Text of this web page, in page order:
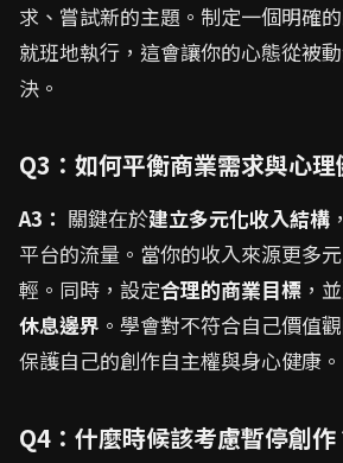
求、嘗試新的主題。制定一個明確
就班地執行，這會讓你的心態從被
決。
Q3：如何平衡商業需求與心理
A3： 關鍵在於建立多元化收入結構
平台的流量。當你的收入來源更多
輕。同時，設定合理的商業目標 ，
休息邊界 。學會對不符合自己價值
保護自己的創作自主權與身心健康。
Q4：什麼時候該考慮暫停創作